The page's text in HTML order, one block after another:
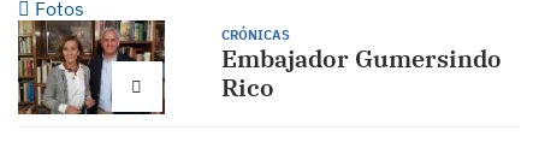
Fotos
CRÓNICAS
Embajador Gumersindo
Rico